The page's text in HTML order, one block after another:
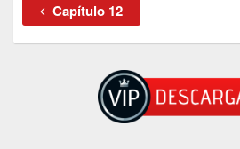
Capítulo 12